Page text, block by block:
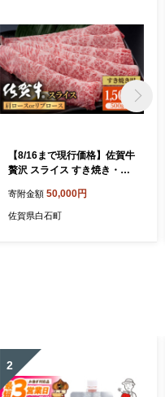
【8/16まで現行価格】佐賀牛
贅沢 スライス すき焼き・し
ブロース 1500g（500g×3パ
ック）【いろは精肉店】佐賀
寄附金額 50,000円
佐賀県白石町
2